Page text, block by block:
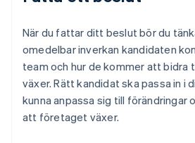
När du fattar ditt beslut bör du
omedelbar inverkan kandidaten
team och hur de kommer att
växer. Rätt kandidat ska passa in i
kunna anpassa sig till förändringar
att företaget växer.